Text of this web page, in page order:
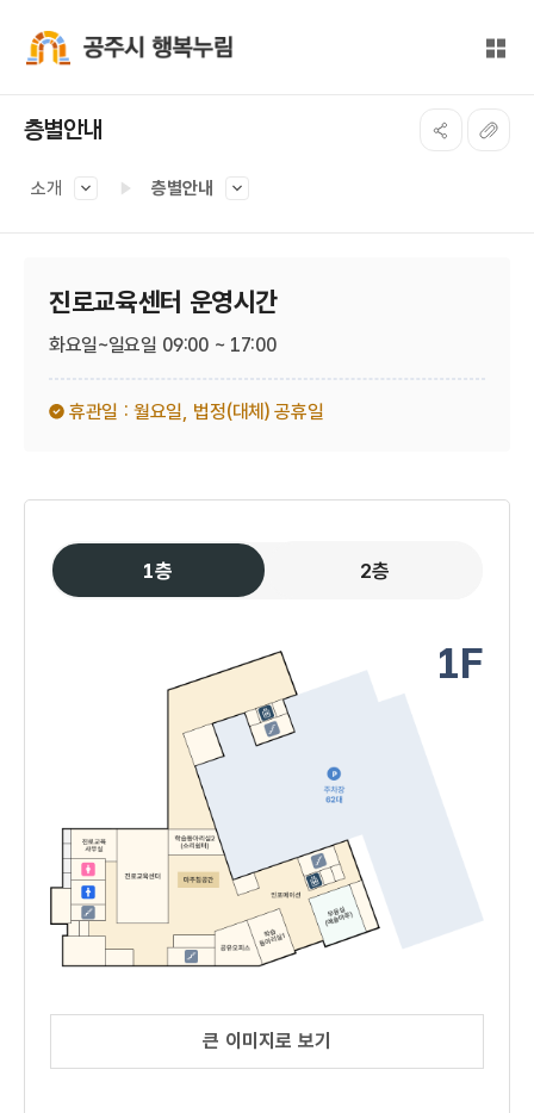
전체
층별안내
소개 층별안내
진로교육센터 운영시간
화요일~일요일 09:00 ~ 17:00
휴관일 : 월요일, 법정(대체) 공휴일
1층 2층
1F
큰 이미지로 보기